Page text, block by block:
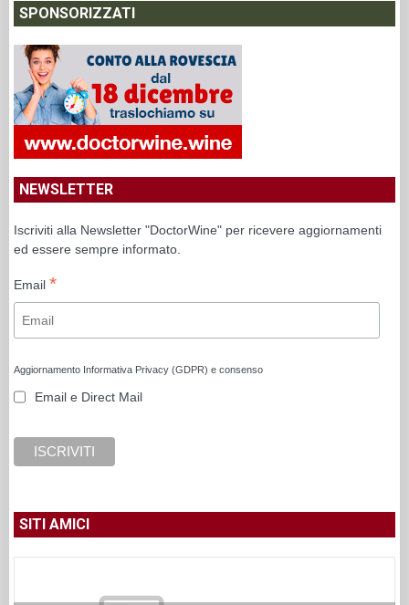
SPONSORIZZATI
NEWSLETTER
Iscriviti alla Newsletter "DoctorWine" per ricevere aggiornamenti
ed essere sempre informato.
Email *
Aggiornamento Informativa Privacy (GDPR) e consenso
Email e Direct Mail
SITI AMICI